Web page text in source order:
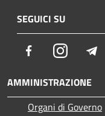
SEGUICI SU
FacebookInstagram
AMMINISTRAZIONE
Organi di Governo